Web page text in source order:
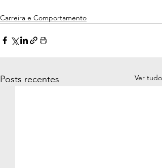
Carreira e Comportamento
Posts recentes Ver tudo